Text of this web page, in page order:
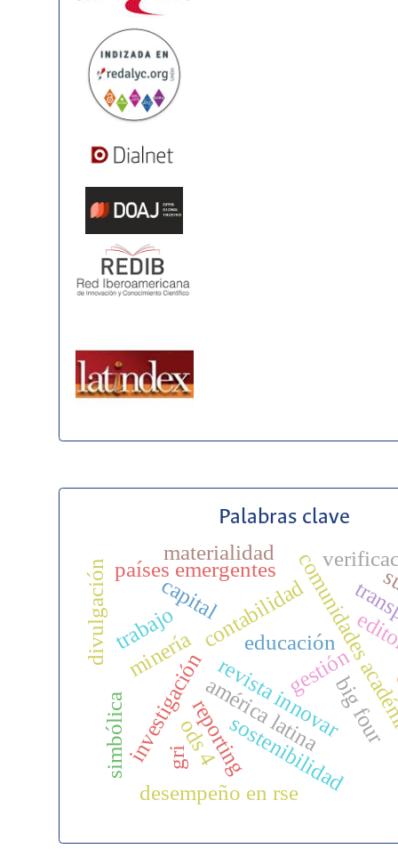
Palabras clave
contabilidad
gestión
investigaciónrevista innovar
américa latina
reportingsostenibilidad
países emergentes
minería educación
ods 4 big four
capital
trabajo
divulgación
gri
simbólica
desempeño en rse
materialidad